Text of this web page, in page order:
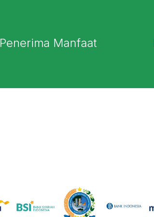
Penerima Manfaat